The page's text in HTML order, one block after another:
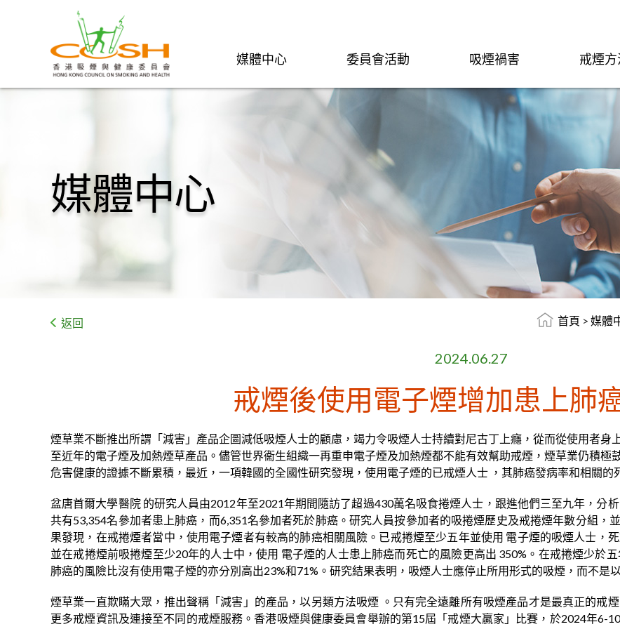
媒體中心 委員會活動 吸煙禍害 戒煙方
媒體中心
返回 首頁 > 媒體
2024.06.27
戒煙後使用電子煙增加患上肺
煙草業不斷推出所謂「減害」產品企圖減低吸煙人士的顧慮，竭力令吸煙人士持續對尼古丁上癮，從而從使用者
至近年的電子煙及加熱煙草產品。儘管世界衞生組織一再重申電子煙及加熱煙都不能有效幫助戒煙，煙草業仍積
危害健康的證據不斷累積，最近，一項韓國的全國性研究發現，使用電子煙的已戒煙人士 ，其肺癌發病率和相關的
盆唐首爾大學醫院 的研究人員由2012年至2021年期間隨訪了超過430萬名吸食捲煙人士，跟進他們三至九年，分
共有53,354名參加者患上肺癌，而6,351名參加者死於肺癌。研究人員按參加者的吸捲煙歷史及戒捲煙年數分組，
果發現，在戒捲煙者當中，使用電子煙者有較高的肺癌相關風險。已戒捲煙至少五年並使用 電子煙的吸煙人士，
並在戒捲煙前吸捲煙至少20年的人士中，使用 電子煙的人士患上肺癌而死亡的風險更高出 350%。在戒捲煙少於
肺癌的風險比沒有使用電子煙的亦分別高出23%和71%。研究結果表明，吸煙人士應停止所用形式的吸煙，而不是
煙草業一直欺瞞大眾，推出聲稱「減害」的產品，以另類方法吸煙 。只有完全遠離所有吸煙產品才是最真正的戒
更多戒煙資訊及連接至不同的戒煙服務。香港吸煙與健康委員會舉辦的第15屆「戒煙大贏家」比賽，於2024年6-